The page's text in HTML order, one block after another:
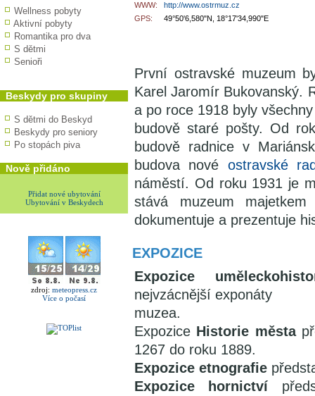
Wellness pobyty
Aktivní pobyty
Romantika pro dva
S dětmi
Senioři
Beskydy pro skupiny
S dětmi do Beskyd
Beskydy pro seniory
Po stopách piva
Nově přidáno
Přidat nové ubytování
Ubytování v Beskydech
zdroj: meteopress.cz
Více o počasí
WWW:
http://www.ostrmuz.cz
GPS:
49°50'6,580"N, 18°17'34,990"E
První ostravské muzeum
Karel Jaromír Bukovanský.
a po roce 1918 byly
budově staré pošty. Od
budově radnice v
budova nové ostravské
náměstí. Od roku 1931 je
stává muzeum
dokumentuje a prezentuje
EXPOZICE
Expozice
nejvzácnější exponáty
muzea.
Expozice Historie města
1267 do roku 1889.
Expozice etnografie
Expozice hornictví